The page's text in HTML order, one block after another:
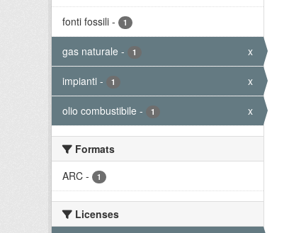
fonti fossili - 1
gas naturale - 1 x
impianti - 1 x
olio combustibile - 1 x
Formats
ARC - 1
Licenses